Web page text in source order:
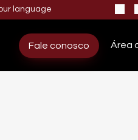
Área
Fale conosco